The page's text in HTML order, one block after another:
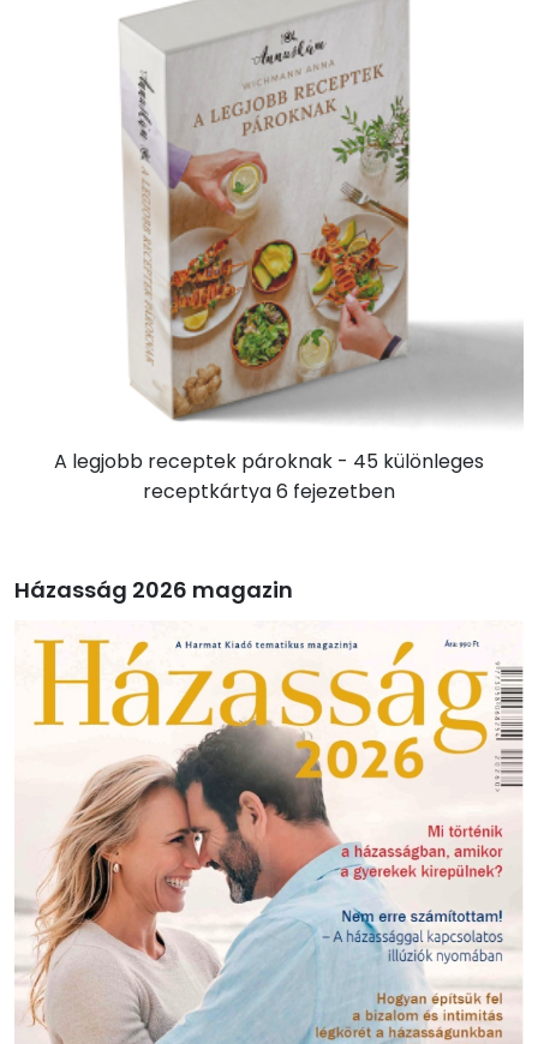
A legjobb receptek pároknak - 45 különleges
receptkártya 6 fejezetben
Házasság 2026 magazin